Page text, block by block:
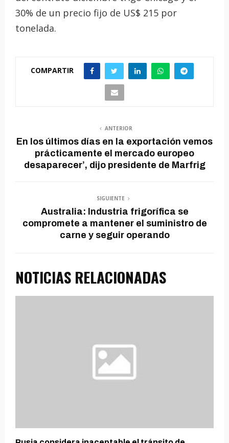
30% de un precio fijo de US$ 215 por
tonelada.
COMPARTIR
ANTERIOR
En los últimos días en la exportación vemos
prácticamente el mercado europeo
desaparecer’, dijo presidente de Marfrig
SIGUIENTE
Australia: Industria frigorífica se
compromete a mantener el suministro de
carne y seguir operando
NOTICIAS RELACIONADAS